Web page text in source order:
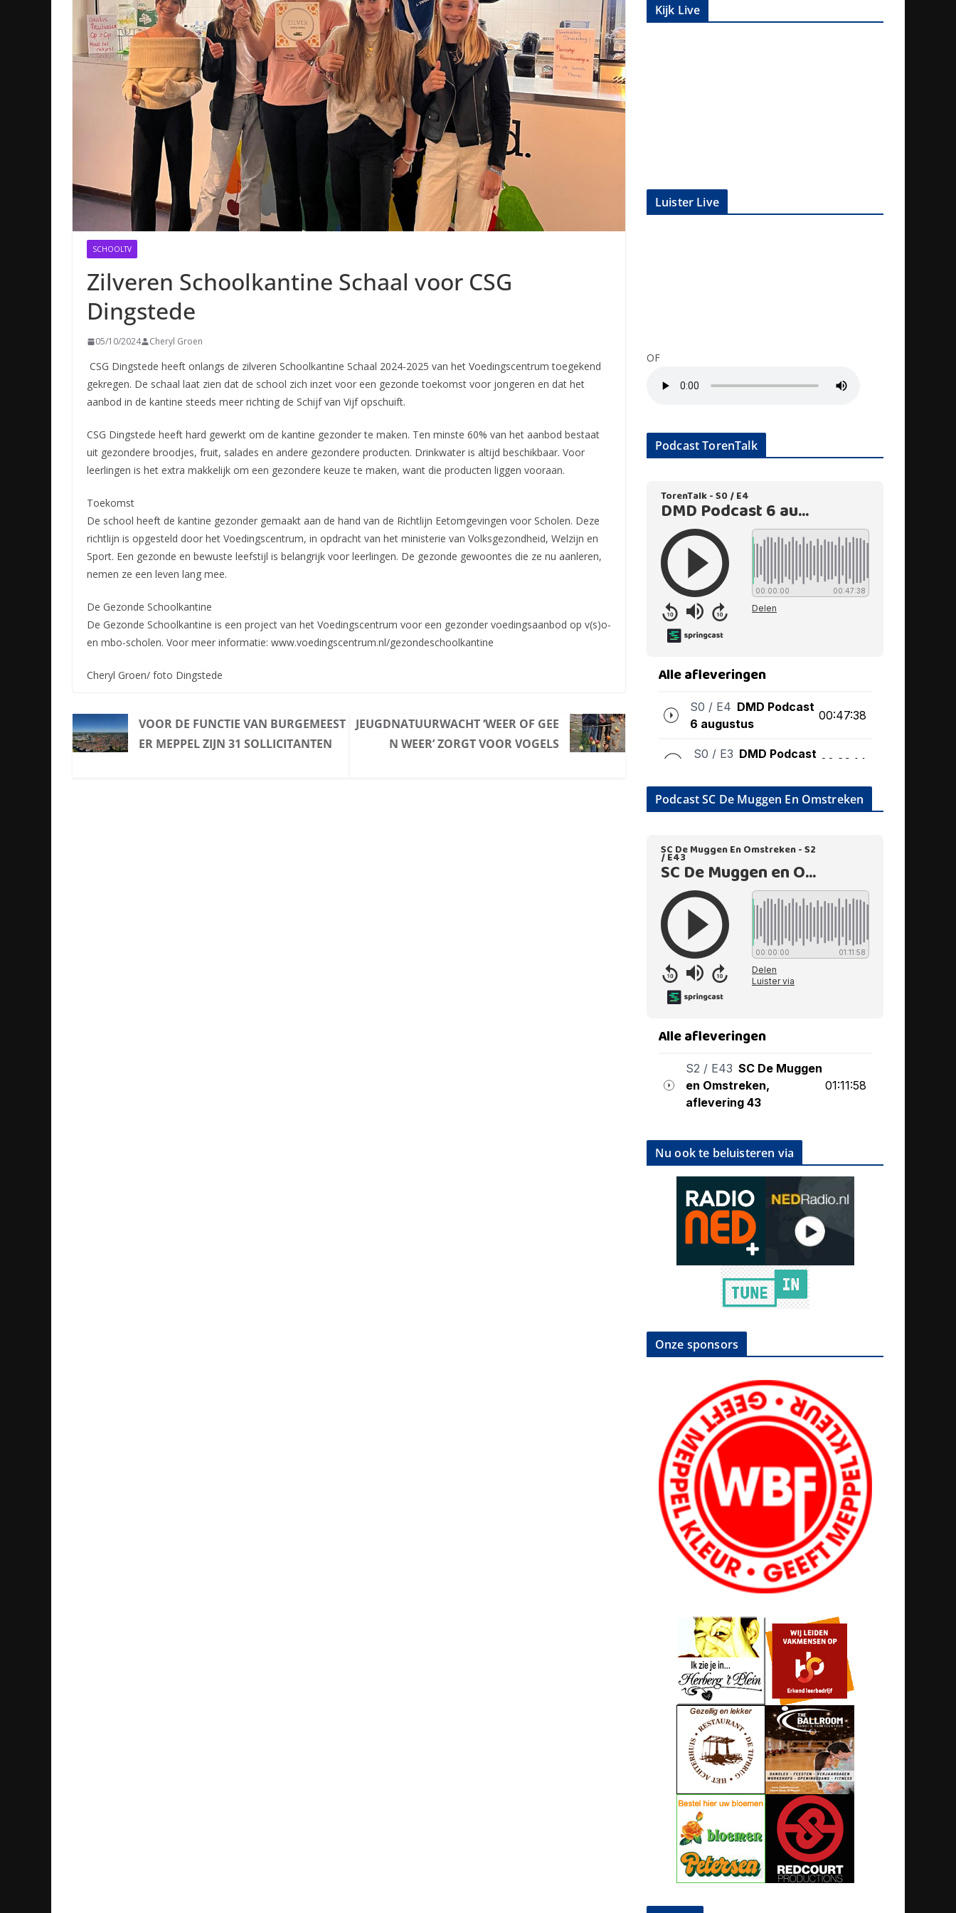
SCHOOLTV
Zilveren Schoolkantine Schaal voor CSG
Dingstede
05/10/2024 Cheryl Groen
CSG Dingstede heeft onlangs de zilveren Schoolkantine Schaal 2024-2025 van het Voedingscentrum toegekend
gekregen. De schaal laat zien dat de school zich inzet voor een gezonde toekomst voor jongeren en dat het
aanbod in de kantine steeds meer richting de Schijf van Vijf opschuift.
CSG Dingstede heeft hard gewerkt om de kantine gezonder te maken. Ten minste 60% van het aanbod bestaat
uit gezondere broodjes, fruit, salades en andere gezondere producten. Drinkwater is altijd beschikbaar. Voor
leerlingen is het extra makkelijk om een gezondere keuze te maken, want die producten liggen vooraan.
Toekomst
De school heeft de kantine gezonder gemaakt aan de hand van de Richtlijn Eetomgevingen voor Scholen. Deze
richtlijn is opgesteld door het Voedingscentrum, in opdracht van het ministerie van Volksgezondheid, Welzijn en
Sport. Een gezonde en bewuste leefstijl is belangrijk voor leerlingen. De gezonde gewoontes die ze nu aanleren,
nemen ze een leven lang mee.
De Gezonde Schoolkantine
De Gezonde Schoolkantine is een project van het Voedingscentrum voor een gezonder voedingsaanbod op v(s)o-
en mbo-scholen. Voor meer informatie: www.voedingscentrum.nl/gezondeschoolkantine
Cheryl Groen/ foto Dingstede
VOOR DE FUNCTIE VAN BURGEMEEST
ER MEPPEL ZIJN 31 SOLLICITANTEN
JEUGDNATUURWACHT ‘WEER OF GEE
N WEER’ ZORGT VOOR VOGELS
Kijk Live
Luister Live
OF
Podcast TorenTalk
Podcast SC De Muggen En Omstreken
Nu ook te beluisteren via
Onze sponsors